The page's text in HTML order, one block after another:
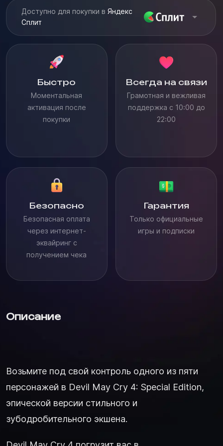
Доступно для покупки в Яндекс
Сплит
Быстро
Моментальная
активация после
покупки
Всегда на связи
Грамотная и вежливая
поддержка с 10:00 до
22:00
Безопасно
Безопасная оплата
через интернет-
эквайринг с
получением чека
Гарантия
Только официальные
игры и подписки
Описание
Возьмите под свой контроль одного из пяти
персонажей в Devil May Cry 4: Special Edition,
эпической версии стильного и
зубодробительного экшена.